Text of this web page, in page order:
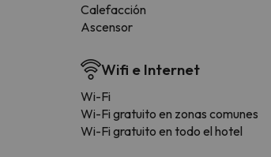
Calefacción
Ascensor
Wifi e Internet
Wi-Fi
Wi-Fi gratuito en zonas comunes
Wi-Fi gratuito en todo el hotel